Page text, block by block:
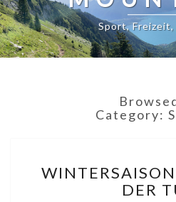
Sport,
Category:
I
N
DER